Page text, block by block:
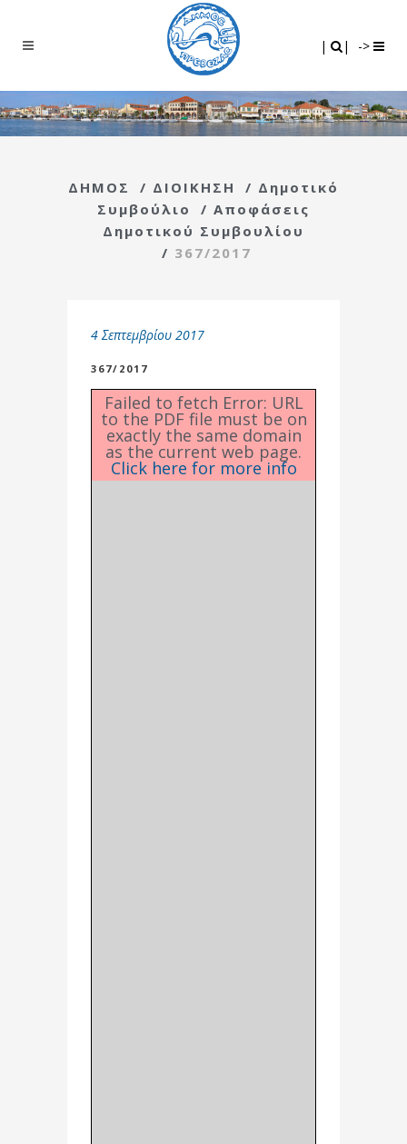
| | ->
ΔΗΜΟΣ / ΔΙΟΙΚΗΣΗ / Δημοτικό
Συμβούλιο
/ Αποφάσεις
Δημοτικού Συμβουλίου
/ 367/2017
4 Σεπτεμβρίου 2017
367/2017
Failed to fetch Error: URL
to the PDF file must be on
exactly the same domain
as the current web page.
Click here for more info